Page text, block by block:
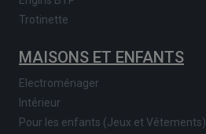
Trotinette
MAISONS ET ENFANTS
Electroménager
Intérieur
Pour les enfants (Jeux et Vêtements)